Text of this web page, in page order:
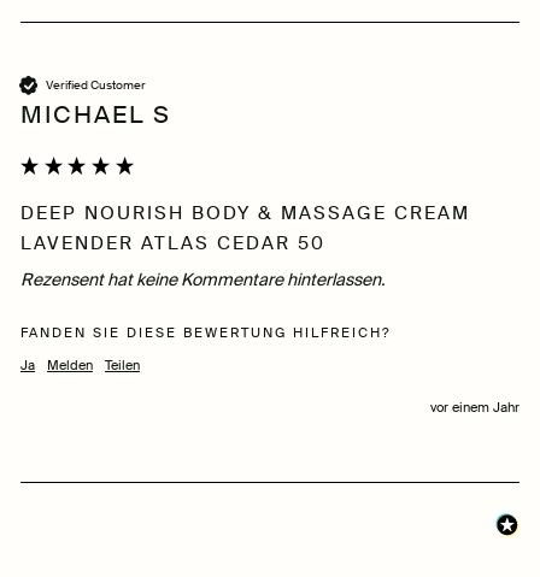
Verified Customer
MICHAEL S
DEEP NOURISH BODY & MASSAGE CREAM
LAVENDER ATLAS CEDAR 50
Rezensent hat keine Kommentare hinterlassen.
FANDEN SIE DIESE BEWERTUNG HILFREICH?
Ja
Melden Teilen
vor einem Jahr